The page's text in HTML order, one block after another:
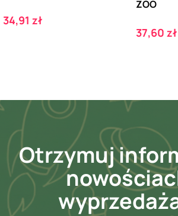
Cena
34,91 zł
ZOO
Cena
37,60 zł
Otrzymuj